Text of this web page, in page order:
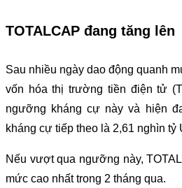
TOTALCAP đang tăng lên
Sau nhiều ngày dao động quanh
vốn hóa thị trường tiền điện tử
ngưỡng kháng cự này và hiện
kháng cự tiếp theo là 2,61 nghìn tỷ
Nếu vượt qua ngưỡng này,
mức cao nhất trong 2 tháng qua.